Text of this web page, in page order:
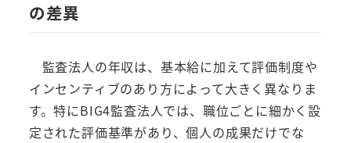
の差異
監査法人の年収は、基本給に加えて評価制度や
インセンティブのあり方によって大きく異なりま
す。特にBIG4監査法人では、職位ごとに細かく設
定された評価基準があり、個人の成果だけでな